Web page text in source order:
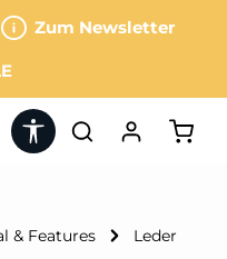
Zum Newsletter
Werkzeugleiste anzeigen
& Features Leder